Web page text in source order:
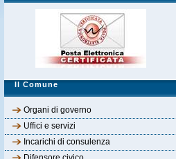
Il Comune
Organi di governo
Uffici e servizi
Incarichi di consulenza